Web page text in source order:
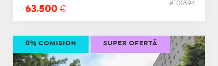
63.500 €
#101894
0% COMISION SUPER OFERTĂ